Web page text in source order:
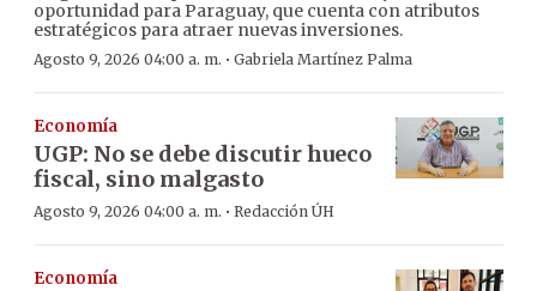
oportunidad para Paraguay, que cuenta con atributos
estratégicos para atraer nuevas inversiones.
Agosto 9, 2026 04:00 a. m. · Gabriela Martínez Palma
Economía
UGP: No se debe discutir hueco
fiscal, sino malgasto
Agosto 9, 2026 04:00 a. m. · Redacción ÚH
Economía